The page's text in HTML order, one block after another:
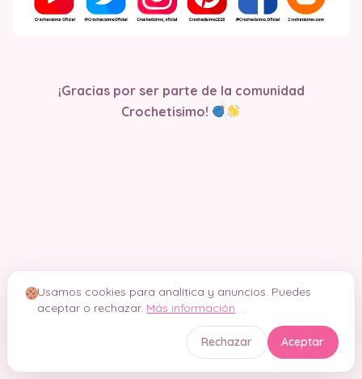
¡Gracias por ser parte de la comunidad
Crochetisimo!
Usamos cookies para analítica y anuncios. Puedes
aceptar o rechazar. Más información
Rechazar Aceptar